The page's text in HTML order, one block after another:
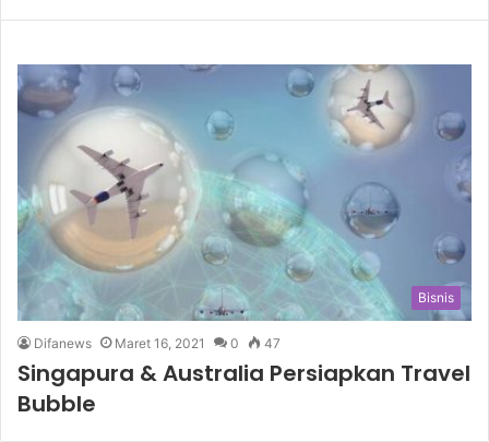
Bisnis
Difanews Maret 16, 2021 0 47
Singapura & Australia Persiapkan Travel
Bubble